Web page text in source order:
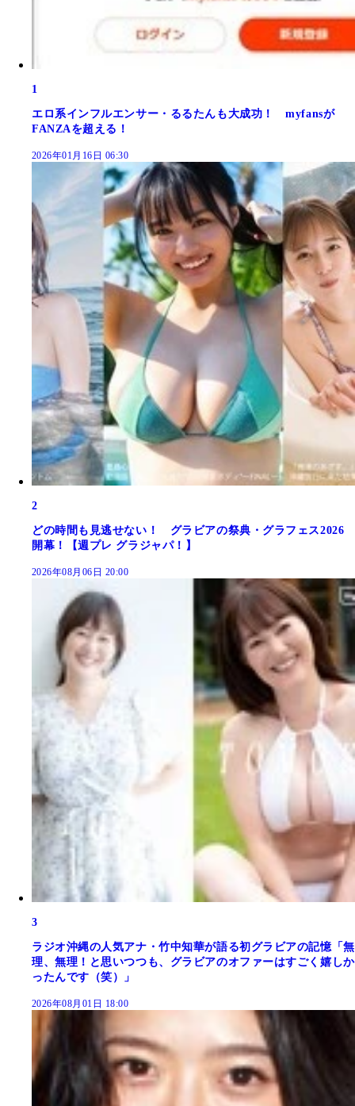
1
エロ系インフルエンサー・るるたんも大成功！ myfansが
FANZAを超える！
2026年01月16日 06:30
2
どの時間も見逃せない！ グラビアの祭典・グラフェス2026
開幕！【週プレ グラジャパ！】
2026年08月06日 20:00
3
ラジオ沖縄の人気アナ・竹中知華が語る初グラビアの記憶「無
理、無理！と思いつつも、グラビアのオファーはすごく嬉しか
ったんです（笑）」
2026年08月01日 18:00